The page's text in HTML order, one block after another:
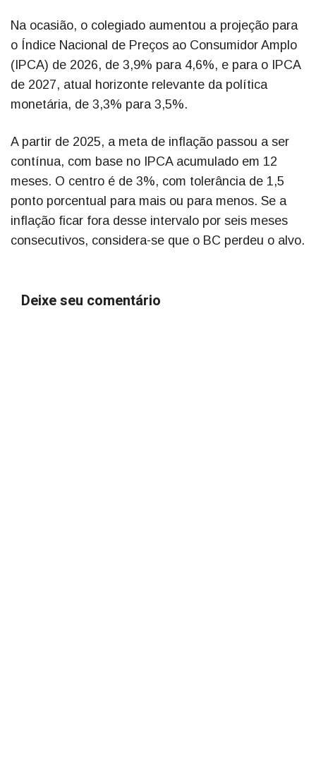
Na ocasião, o colegiado aumentou a projeção para
o Índice Nacional de Preços ao Consumidor Amplo
(IPCA) de 2026, de 3,9% para 4,6%, e para o IPCA
de 2027, atual horizonte relevante da política
monetária, de 3,3% para 3,5%.
A partir de 2025, a meta de inflação passou a ser
contínua, com base no IPCA acumulado em 12
meses. O centro é de 3%, com tolerância de 1,5
ponto porcentual para mais ou para menos. Se a
inflação ficar fora desse intervalo por seis meses
consecutivos, considera-se que o BC perdeu o alvo.
Deixe seu comentário